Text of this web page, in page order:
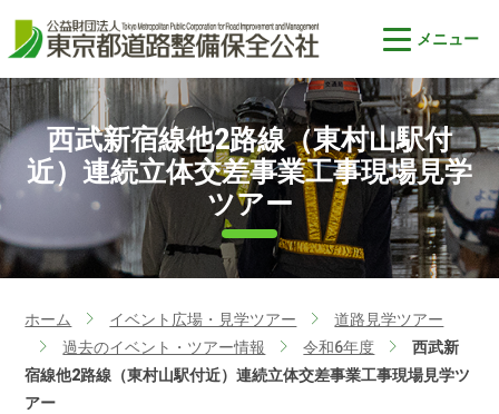
西武新宿線他2路線（東村山駅付
近）連続立体交差事業工事現場見学
ツアー
ホーム
イベント広場・見学ツアー
>
道路見学ツアー
>
過去のイベント・ツアー情報
>
令和6年度
>
西武新
宿線他2路線（東村山駅付近）連続立体交差事業工事現場見学ツ
アー